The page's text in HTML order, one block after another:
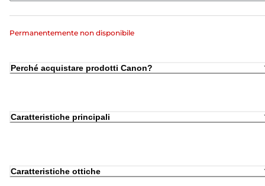
Permanentemente non disponibile
Perché acquistare prodotti Canon?
Caratteristiche principali
Caratteristiche ottiche